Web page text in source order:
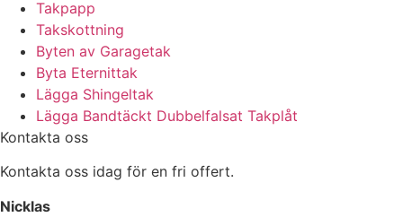
Takpapp
Takskottning
Byten av Garagetak
Byta Eternittak
Lägga Shingeltak
Lägga Bandtäckt Dubbelfalsat Takplåt
Kontakta oss
Kontakta oss idag för en fri offert.
Nicklas